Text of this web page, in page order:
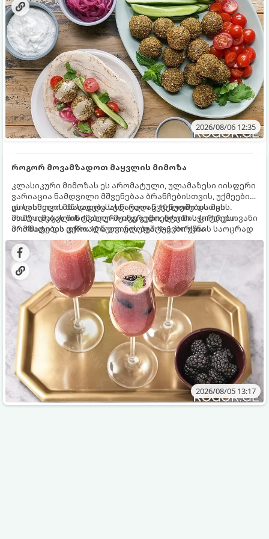
2026/08/06 12:35
როგორ მოვამზადოთ მაყვლის მიმოზა
კლასიკური მიმოზას ეს არომატული, ულამაზესი იისფერი
ვარიაცია ნამდვილი მშვენებაა ბრანჩებისთვის, უქმეების
დილისთვის ან სადღესასწაულო წვეულებებისთვის.
ახალი მაყვლის ტკბილ-მჟავე გემო, ლაიმის ციტრუსოვანი
არომატი და ცქრიალა ღვინის ბუშტუკები ქმნის საოცრად
დახვეწილ და მაგრილებელ კოქტეილს.
ეს სასმელი მზადდება სულ რაღაც 10 წუთში და მის
მომზადებას მინიმალური ინგრედიენტები სჭირდება.
მომზადების დრო: 10 წუთი ულუფა: 4–6 პორცია
2026/08/05 13:17